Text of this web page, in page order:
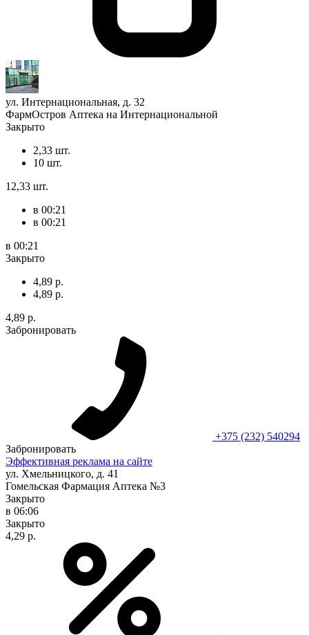
ул. Интернациональная, д. 32
ФармОстров Аптека на Интернациональной
Закрыто
2,33 шт.
10 шт.
12,33 шт.
в 00:21
в 00:21
в 00:21
Закрыто
4,89 р.
4,89 р.
4,89 р.
Забронировать
+375 (232) 540294
Забронировать
Эффективная реклама на сайте
ул. Хмельницкого, д. 41
Гомельская Фармация Аптека №3
Закрыто
в 06:06
Закрыто
4,29 р.